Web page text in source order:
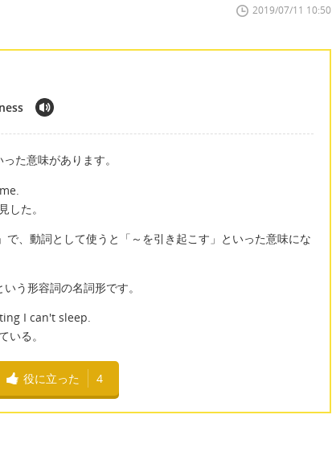
2019/07/11 10:50
た意味があります。
した。
、動詞として使うと「～を引き起こす」といった意味にな
う形容詞の名詞形です。
I can't sleep.
いる。
役に立った 4